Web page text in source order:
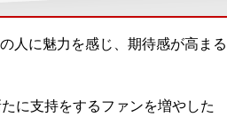
人に魅力を感じ、期待感が高まる
に支持をするファンを増やした